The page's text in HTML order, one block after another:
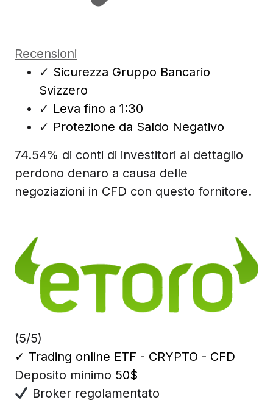
Recensioni
✓ Sicurezza Gruppo Bancario
Svizzero
✓ Leva fino a 1:30
✓ Protezione da Saldo Negativo
74.54% di conti di investitori al dettaglio
perdono denaro a causa delle
negoziazioni in CFD con questo fornitore.
(5/5)
✓ Trading online ETF - CRYPTO - CFD
Deposito minimo 50$
Broker regolamentato